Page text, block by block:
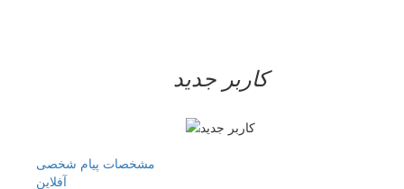
کاربر جدید
مشخصات پیام شخصی
آفلاين